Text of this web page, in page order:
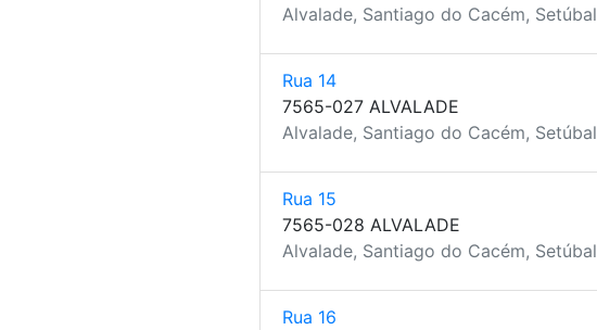
Alvalade, Santiago do Cacém, Setúbal
Rua 14
7565-027 ALVALADE
Alvalade, Santiago do Cacém, Setúbal
Rua 15
7565-028 ALVALADE
Alvalade, Santiago do Cacém, Setúbal
Rua 16